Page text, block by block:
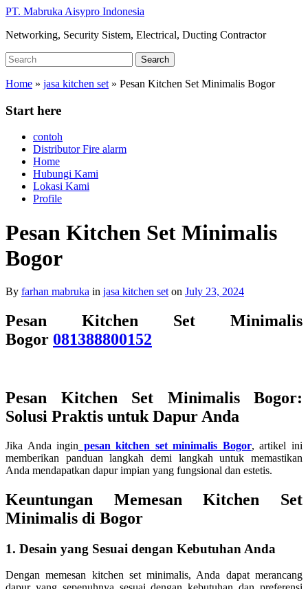
Skip
main
PT. Mabruka Aisypro Indonesia
Networking, Security Sistem, Electrical, Ducting Contractor
Search
for:
Search
Home » jasa kitchen set » Pesan Kitchen Set Minimalis Bogor
Start here
contoh
Distributor Fire alarm
Home
Hubungi Kami
Lokasi Kami
Profile
Pesan Kitchen Set Minimalis
Bogor
By farhan mabruka in jasa kitchen set on July 23, 2024
Pesan Kitchen Set Minimalis
Bogor 081388800152
Pesan Kitchen Set Minimalis Bogor:
Solusi Praktis untuk Dapur Anda
Jika Anda ingin pesan kitchen set minimalis Bogor, artikel ini
memberikan panduan langkah demi langkah untuk memastikan
Anda mendapatkan dapur impian yang fungsional dan estetis.
Keuntungan Memesan Kitchen Set
Minimalis di Bogor
1. Desain yang Sesuai dengan Kebutuhan Anda
Dengan memesan kitchen set minimalis, Anda dapat merancang